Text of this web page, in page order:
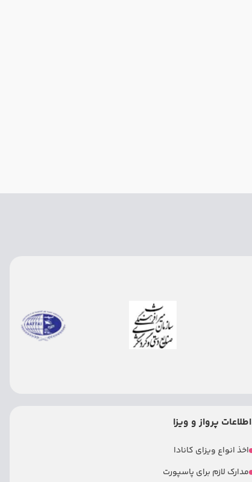
اطلاعات پرواز و ویزا
اخذ انواع ویزای کانادا
مدارک لازم برای پاسپورت